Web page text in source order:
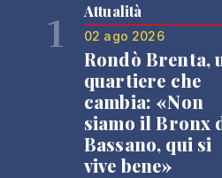
1 Attualità
02 ago 2026
Rondò Brenta,
quartiere che
cambia: «Non
siamo il Bronx
Bassano, qui si
vive bene»